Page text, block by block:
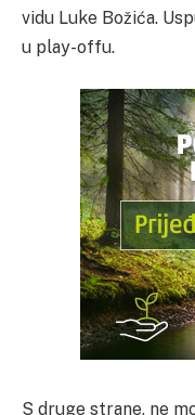
vidu Luke Božića.
u play-offu.
S druge strane, ne